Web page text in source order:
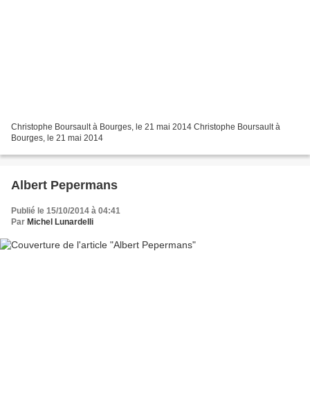
Christophe Boursault à Bourges, le 21 mai 2014 Christophe Boursault à
Bourges, le 21 mai 2014
Albert Pepermans
Publié le 15/10/2014 à 04:41
Par Michel Lunardelli